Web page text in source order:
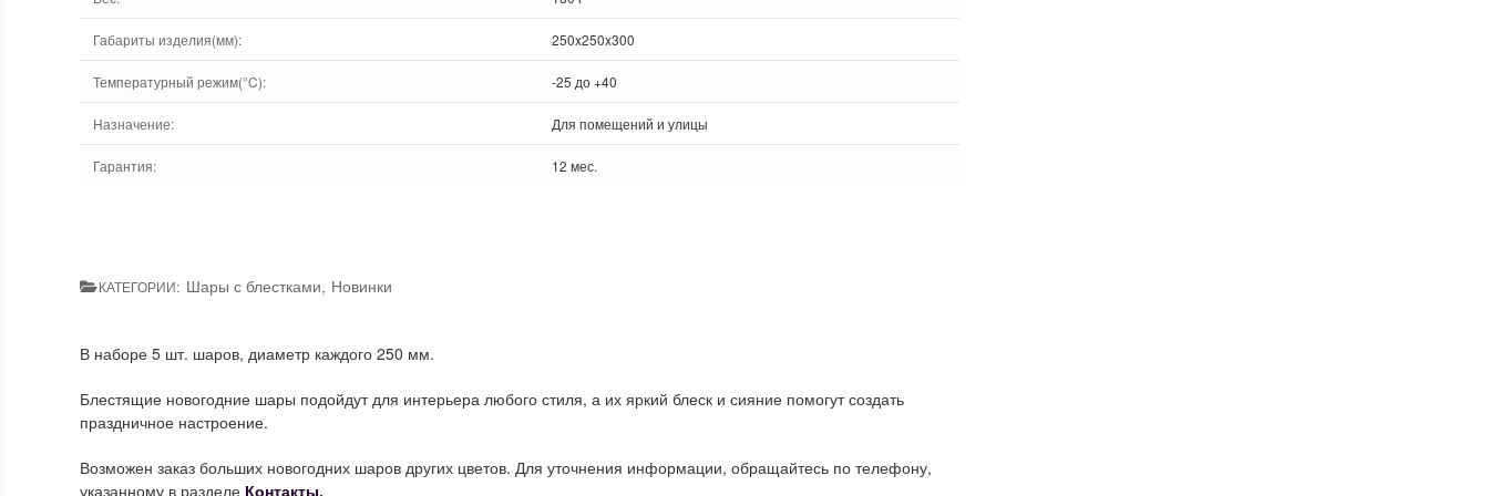
Габариты изделия(мм): 250x250x300
Температурный режим(°C): -25 до +40
Назначение: Для помещений и улицы
Гарантия: 12 мес.
КАТЕГОРИИ: Шары с блестками, Новинки
В наборе 5 шт. шаров, диаметр каждого 250 мм.
Блестящие новогодние шары подойдут для интерьера любого стиля, а их яркий блеск и сияние помогут создать
праздничное настроение.
Возможен заказ больших новогодних шаров других цветов. Для уточнения информации, обращайтесь по телефону,
указанному в разделе Контакты.